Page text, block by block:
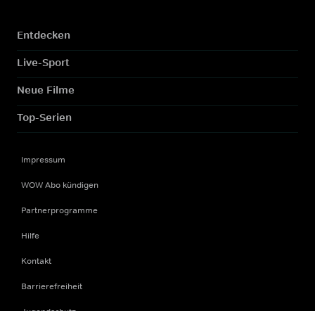
Entdecken
Live-Sport
Neue Filme
Top-Serien
Impressum
WOW Abo kündigen
Partnerprogramme
Hilfe
Kontakt
Barrierefreiheit